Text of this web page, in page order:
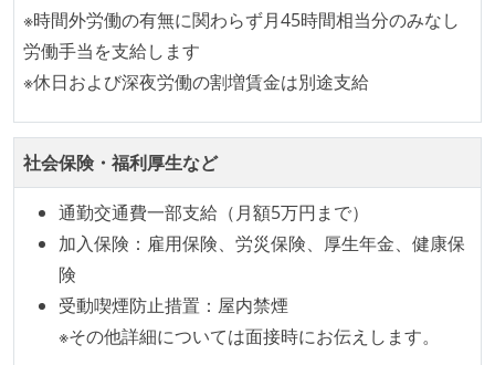
うにしている
提出されたコードには自動的にリグレッションテスト
が実行される環境が構築されている
テストの実施度
ほとんどのプロダクトコードに単体テストを記述、実
施している
ほとんどの機能に受け入れテストを記述、実施してい
る
機能の実装と同時にテストコードを記述している
想定される複数環境での品質チェックを義務づけてい
※時間外労働の有無に関わらず月45時間相当分のみなし
労働手当を支給します
※休日および深夜労働の割増賃金は別途支給
社会保険・福利厚生など
通勤交通費一部支給（月額5万円まで）
加入保険：雇用保険、労災保険、厚生年金、健康保
険
受動喫煙防止措置：屋内禁煙
※その他詳細については面接時にお伝えします。